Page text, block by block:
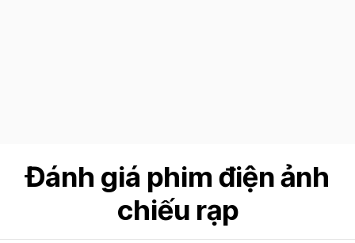
Đánh giá phim điện ảnh
chiếu rạp